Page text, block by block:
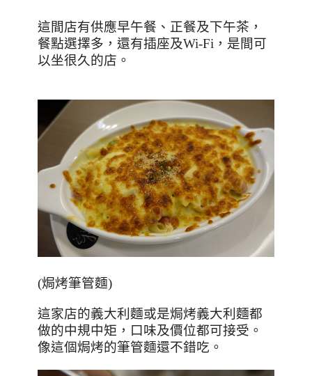
這間店有供應早午餐、正餐及下午茶，
餐點選擇多，還有插座及Wi-Fi ，是間可
以坐很久的店。
(焗烤筆管麵)
這家店的義大利麵或是焗烤義大利麵都
做的中規中矩，口味及價位都可接受。
像這個焗烤的筆管麵還不錯吃。